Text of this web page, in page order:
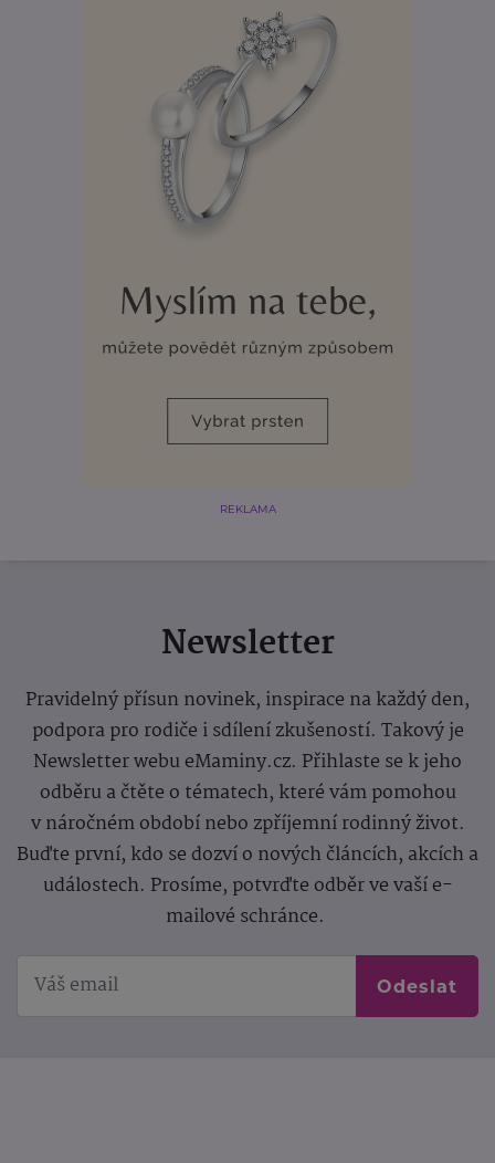
REKLAMA
Newsletter
Pravidelný přísun novinek, inspirace na každý den,
podpora pro rodiče i sdílení zkušeností. Takový je
Newsletter webu eMaminy.cz. Přihlaste se k jeho
odběru a čtěte o tématech, které vám pomohou
v náročném období nebo zpříjemní rodinný život.
Buďte první, kdo se dozví o nových článcích, akcích a
událostech. Prosíme, potvrďte odběr ve vaší e-
mailové schránce.
Odeslat